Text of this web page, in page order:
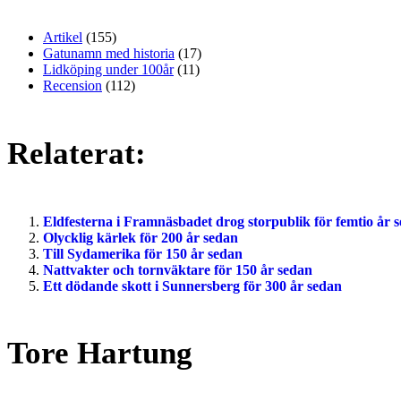
Artikel (155)
Gatunamn med historia (17)
Lidköping under 100år(11)
Recension (112)
Relaterat:
Eldfesterna i Framnäsbadet drog storpublik för femtio år
Olycklig kärlek för 200 år sedan
Till Sydamerika för 150 år sedan
Nattvakter och tornväktare för 150 år sedan
Ett dödande skott i Sunnersberg för 300 år sedan
Tore Hartung